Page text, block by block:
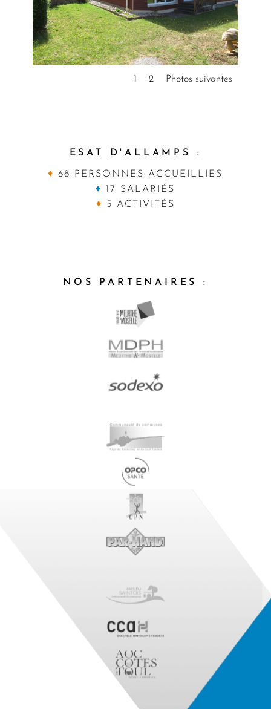
1 2 Photos suivantes
ESAT D'ALLAMPS :
♦ 68 PERSONNES ACCUEILLIES
♦
17 SALARIÉS
♦
5 ACTIVITÉS
NOS PARTENAIRES :